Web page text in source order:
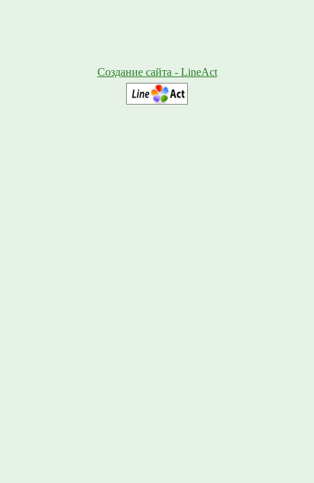
Создание сайта - LineAct